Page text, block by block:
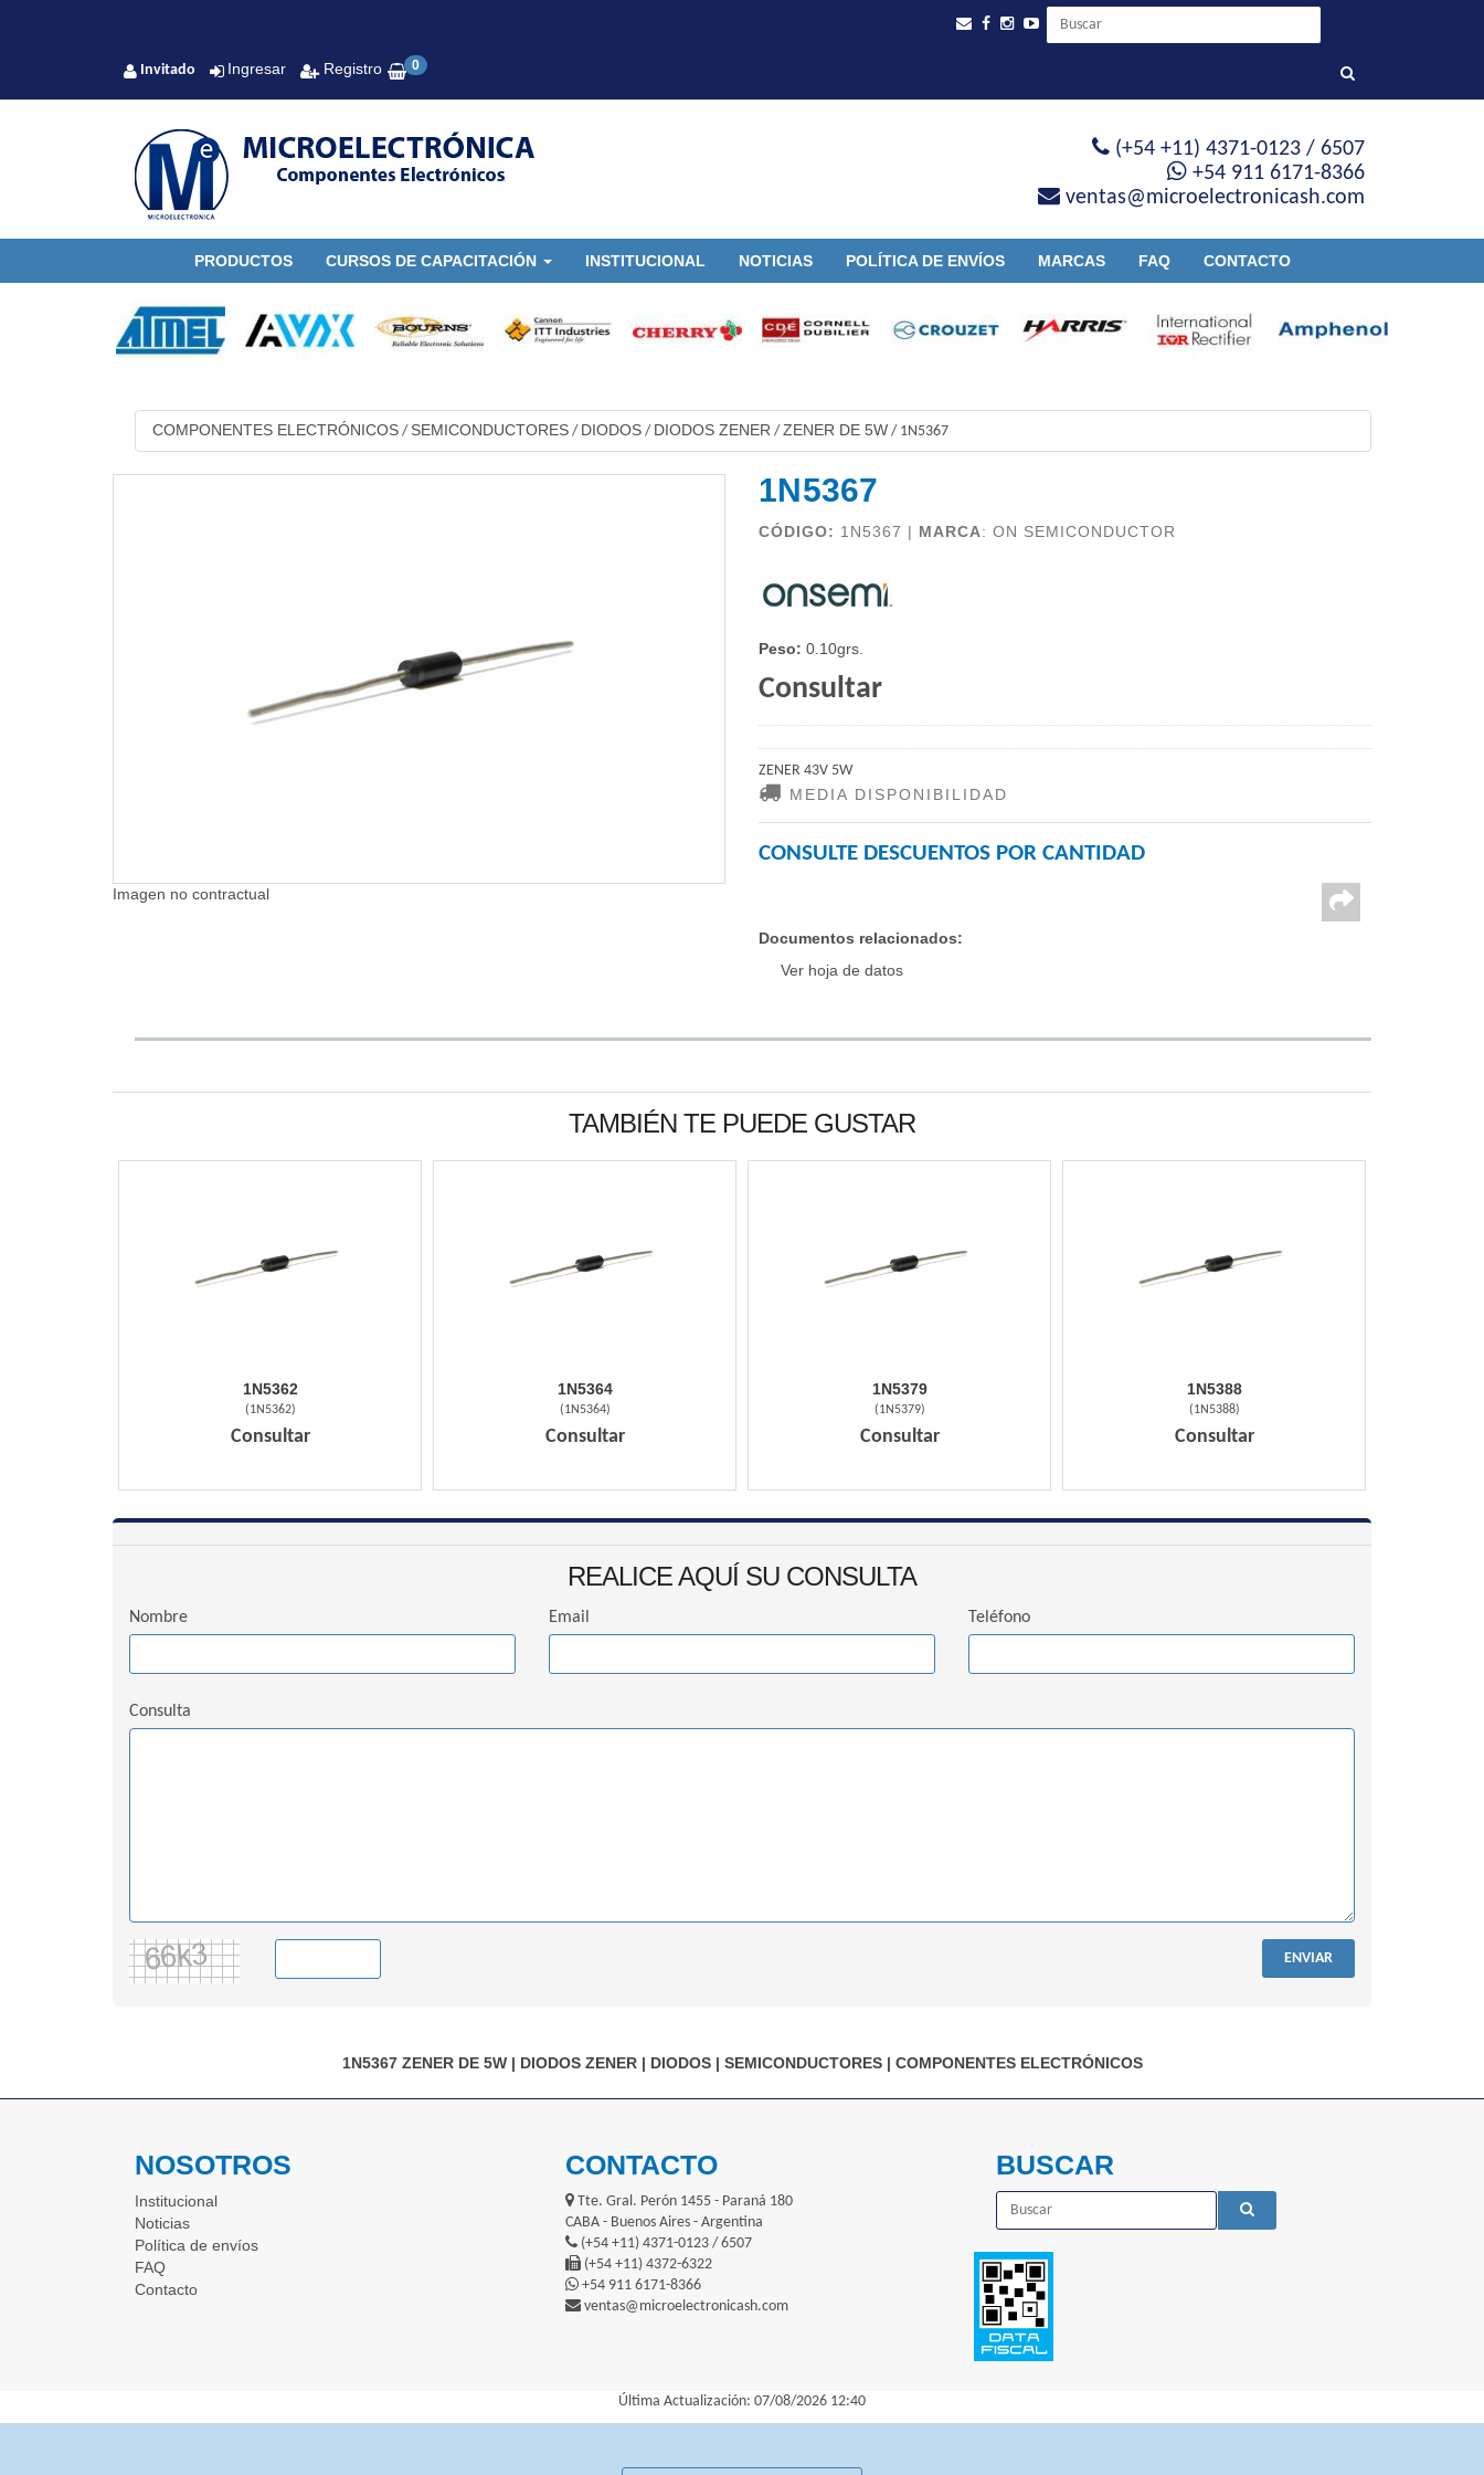
Invitado Ingresar Registro 0
PRODUCTOS CURSOS DE CAPACITACIÓN INSTITUCIONAL NOTICIAS POLÍTICA DE ENVÍOS MARCAS FAQ CONTACTO
(+54 +11) 4371-0123 / 6507
+54 911 6171-8366
ventas@microelectronicash.com
COMPONENTES ELECTRÓNICOS / SEMICONDUCTORES / DIODOS / DIODOS ZENER / ZENER DE 5W / 1N5367
Imagen no contractual
1N5367
CÓDIGO: 1N5367 | MARCA: ON SEMICONDUCTOR
Peso: 0.10grs.
Consultar
ZENER 43V 5W
MEDIA DISPONIBILIDAD
CONSULTE DESCUENTOS POR CANTIDAD
Documentos relacionados:
Ver hoja de datos
TAMBIÉN TE PUEDE GUSTAR
1N5362
(1N5362)
Consultar
1N5364
(1N5364)
Consultar
1N5379
(1N5379)
Consultar
1N5388
(1N5388)
Consultar
REALICE AQUÍ SU CONSULTA
Nombre Email Teléfono
Consulta
ENVIAR
1N5367 ZENER DE 5W| DIODOS ZENER| DIODOS| SEMICONDUCTORES| COMPONENTES ELECTRÓNICOS
NOSOTROS
Institucional
Noticias
Política de envíos
FAQ
Contacto
CONTACTO
Tte. Gral. Perón 1455 - Paraná 180
CABA - Buenos Aires - Argentina
(+54 +11) 4371-0123 / 6507
(+54 +11) 4372-6322
+54 911 6171-8366
ventas@microelectronicash.com
BUSCAR
Última Actualización: 07/08/2026 12:40